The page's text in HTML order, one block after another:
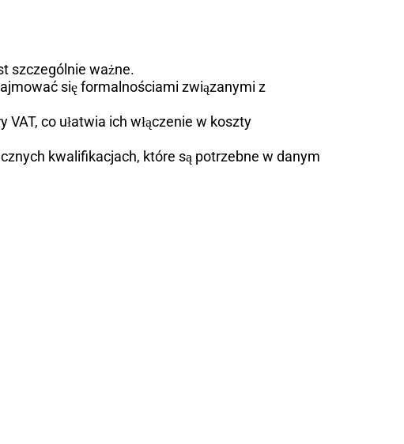
szczególnie ważne.
się formalnościami związanymi z
co ułatwia ich włączenie w koszty
kwalifikacjach, które są potrzebne w danym